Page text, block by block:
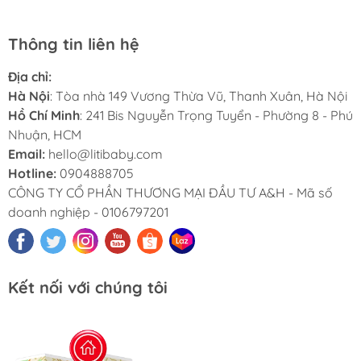
Thông tin liên hệ
Địa chỉ:
Hà Nội: Tòa nhà 149 Vương Thừa Vũ, Thanh Xuân, Hà Nội
Hồ Chí Minh: 241 Bis Nguyễn Trọng Tuyển - Phường 8 - Phú
Nhuận, HCM
Email: hello@litibaby.com
Hotline: 0904888705
CÔNG TY CỔ PHẦN THƯƠNG MẠI ĐẦU TƯ A&H - Mã số
doanh nghiệp - 0106797201
Kết nối với chúng tôi